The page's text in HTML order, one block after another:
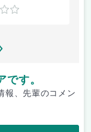
す。
報、先輩のコメン